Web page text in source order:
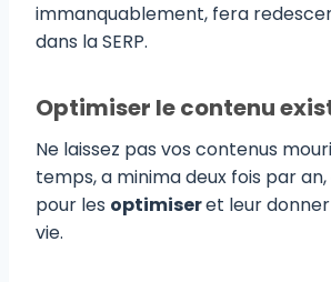
immanquablement, fera
dans la SERP.
Optimiser le contenu
Ne laissez pas vos contenus
temps, a minima deux fois par
pour les optimiseret leur
vie.